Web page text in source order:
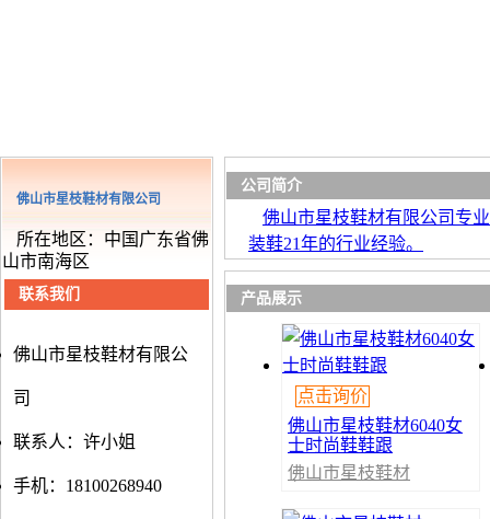
佛山市星枝鞋材有限公司
所在地区：中国广东省佛
山市南海区
联系我们
佛山市星枝鞋材有限公
司
联系人：许小姐
手机：18100268940
公司简介
佛山市星枝鞋材有限公司专
装鞋21年的行业经验。
产品展示
点击询价
佛山市星枝鞋材6040女
士时尚鞋鞋跟
佛山市星枝鞋材